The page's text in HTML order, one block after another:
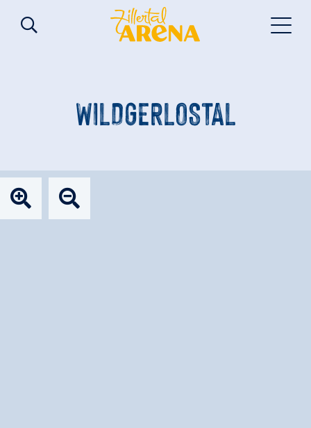
WILDGERLOSTAL